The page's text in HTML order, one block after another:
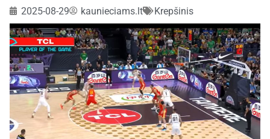
2025-08-29 kaunieciams.lt Krepšinis